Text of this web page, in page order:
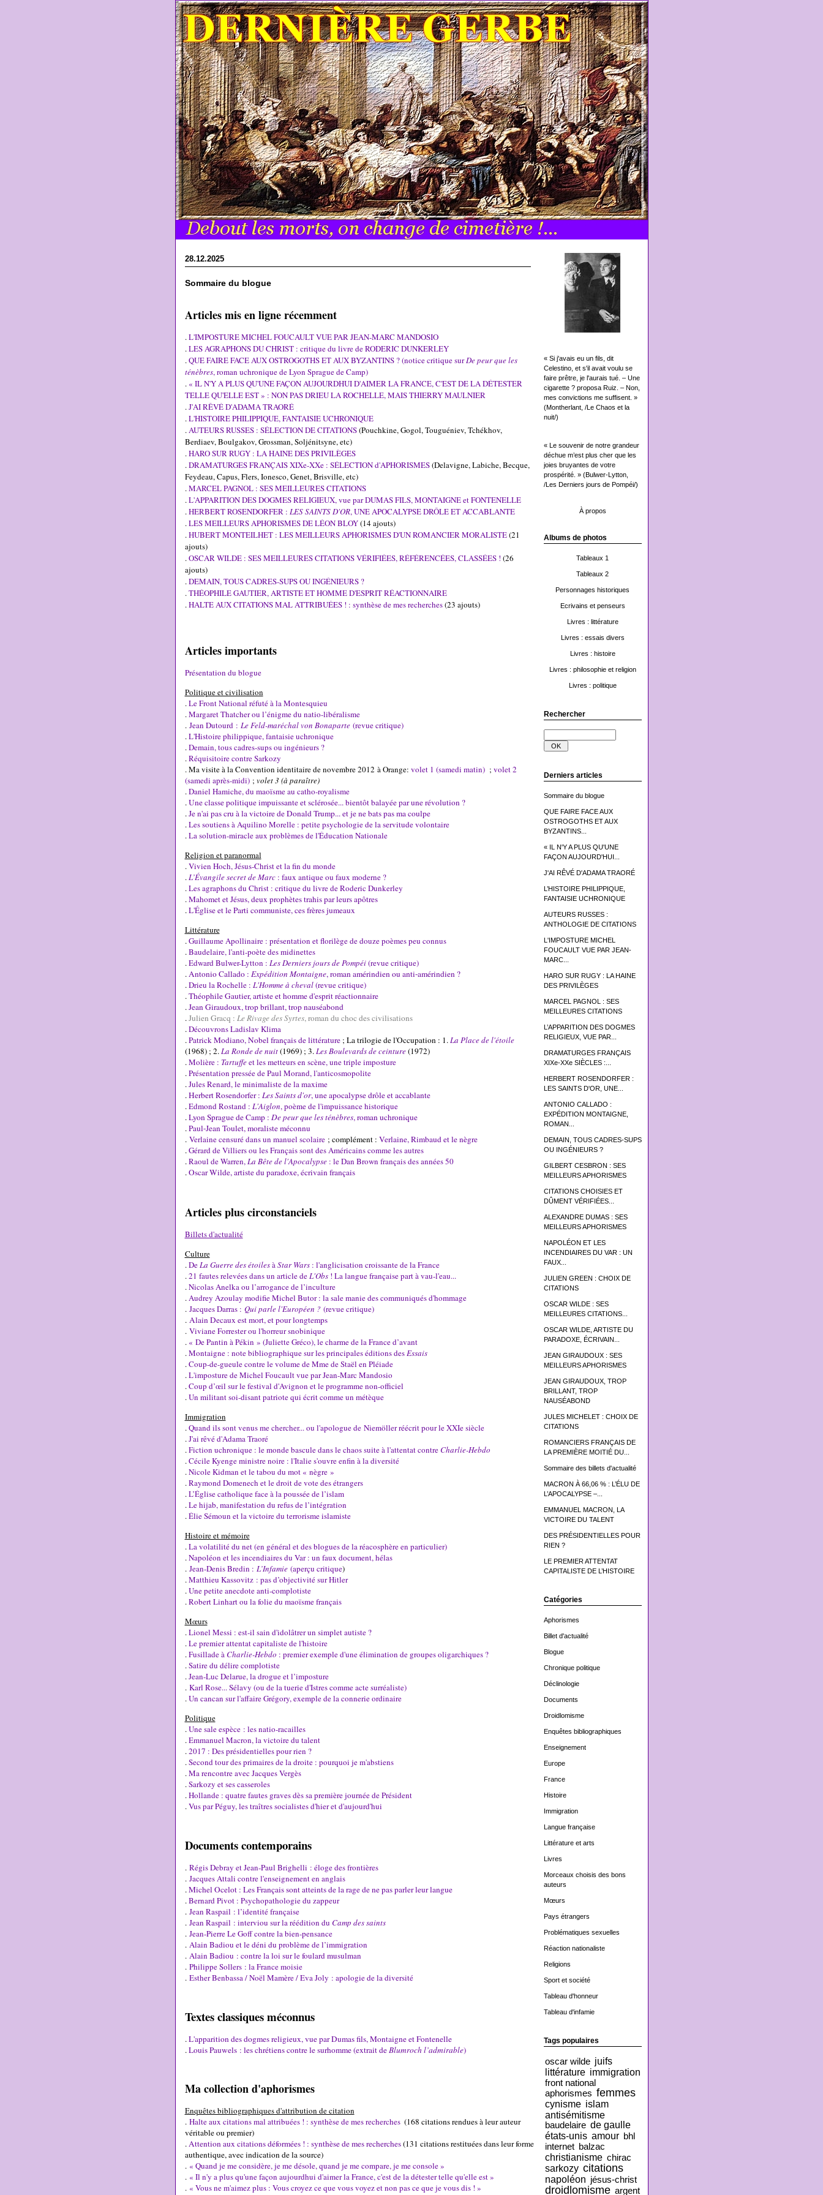
« Si j'avais eu un fils, dit
Celestino, et s'il avait voulu se
faire prêtre, je l'aurais tué. – Une
cigarette ? proposa Ruiz. – Non,
mes convictions me suffisent. »
(Montherlant, /Le Chaos et la
nuit/)
« Le souvenir de notre grandeur
déchue m’est plus cher que les
joies bruyantes de votre
prospérité. » (Bulwer-Lytton,
/Les Derniers jours de Pompéi/)
À propos
Albums de photos
Tableaux 1
Tableaux 2
Personnages historiques
Ecrivains et penseurs
Livres : littérature
Livres : essais divers
Livres : histoire
Livres : philosophie et religion
Livres : politique
Rechercher
Derniers articles
Sommaire du blogue
QUE FAIRE FACE AUX
OSTROGOTHS ET AUX
BYZANTINS...
« IL N'Y A PLUS QU'UNE
FAÇON AUJOURD'HUI...
J'AI RÊVÉ D'ADAMA TRAORÉ
L’HISTOIRE PHILIPPIQUE,
FANTAISIE UCHRONIQUE
AUTEURS RUSSES :
ANTHOLOGIE DE CITATIONS
L'IMPOSTURE MICHEL
FOUCAULT VUE PAR JEAN-
MARC...
HARO SUR RUGY : LA HAINE
DES PRIVILÈGES
MARCEL PAGNOL : SES
MEILLEURES CITATIONS
L’APPARITION DES DOGMES
RELIGIEUX, VUE PAR...
DRAMATURGES FRANÇAIS
XIXe-XXe SIÈCLES :...
HERBERT ROSENDORFER :
LES SAINTS D'OR, UNE...
ANTONIO CALLADO :
EXPÉDITION MONTAIGNE,
ROMAN...
DEMAIN, TOUS CADRES-SUPS
OU INGÉNIEURS ?
GILBERT CESBRON : SES
MEILLEURS APHORISMES
CITATIONS CHOISIES ET
DÛMENT VÉRIFIÉES...
ALEXANDRE DUMAS : SES
MEILLEURS APHORISMES
NAPOLÉON ET LES
INCENDIAIRES DU VAR : UN
FAUX...
JULIEN GREEN : CHOIX DE
CITATIONS
OSCAR WILDE : SES
MEILLEURES CITATIONS...
OSCAR WILDE, ARTISTE DU
PARADOXE, ÉCRIVAIN...
JEAN GIRAUDOUX : SES
MEILLEURS APHORISMES
JEAN GIRAUDOUX, TROP
BRILLANT, TROP
NAUSÉABOND
JULES MICHELET : CHOIX DE
CITATIONS
ROMANCIERS FRANÇAIS DE
LA PREMIÈRE MOITIÉ DU...
Sommaire des billets d'actualité
MACRON À 66,06 % : L’ÉLU DE
L’APOCALYPSE –...
EMMANUEL MACRON, LA
VICTOIRE DU TALENT
DES PRÉSIDENTIELLES POUR
RIEN ?
LE PREMIER ATTENTAT
CAPITALISTE DE L’HISTOIRE
Catégories
Aphorismes
Billet d'actualité
Blogue
Chronique politique
Déclinologie
Documents
Droidlomisme
Enquêtes bibliographiques
Enseignement
Europe
France
Histoire
Immigration
Langue française
Littérature et arts
Livres
Morceaux choisis des bons
auteurs
Mœurs
Pays étrangers
Problématiques sexuelles
Réaction nationaliste
Religions
Sport et société
Tableau d'honneur
Tableau d'infamie
Tags populaires
oscar wilde juifs
littérature immigration
front national
aphorismes femmes
cynisme islam
antisémitisme
baudelaire de gaulle
états-unis amour bhl
internet balzac
christianisme chirac
sarkozy citations
napoléon jésus-christ
droidlomisme argent
28.12.2025
Sommaire du blogue
Articles mis en ligne récemment
.L'IMPOSTURE MICHEL FOUCAULT VUE PAR JEAN-MARC MANDOSIO
.LES AGRAPHONS DU CHRIST : critique du livre de RODERIC DUNKERLEY
.QUE FAIRE FACE AUX OSTROGOTHS ET AUX BYZANTINS ? (notice critique surDe peur que les
ténèbres, roman uchronique de Lyon Sprague de Camp)
. « IL N'Y A PLUS QU'UNE FAÇON AUJOURDHUI D'AIMER LA FRANCE, C'EST DE LA DÉTESTER
TELLE QU'ELLE EST » : NON PAS DRIEU LA ROCHELLE, MAIS THIERRY MAULNIER
.J'AI RÊVÉ D'ADAMA TRAORÉ
.L'HISTOIRE PHILIPPIQUE, FANTAISIE UCHRONIQUE
.AUTEURS RUSSES : SÉLECTION DE CITATIONS(Pouchkine, Gogol, Touguéniev, Tchékhov,
Berdiaev, Boulgakov, Grossman, Soljénitsyne, etc)
.HARO SUR RUGY : LA HAINE DES PRIVILÈGES
.DRAMATURGES FRANÇAIS XIXe-XXe : SÉLECTION d'APHORISMES(Delavigne, Labiche, Becque,
Feydeau, Capus, Flers, Ionesco, Genet, Brisville, etc)
.MARCEL PAGNOL : SES MEILLEURES CITATIONS
.L'APPARITION DES DOGMES RELIGIEUX, vue par DUMAS FILS, MONTAIGNE et FONTENELLE
.HERBERT ROSENDORFER : LES SAINTS D'OR, UNE APOCALYPSE DRÔLE ET ACCABLANTE
.LES MEILLEURS APHORISMES DE LÉON BLOY(14 ajouts)
.HUBERT MONTEILHET : LES MEILLEURS APHORISMES D'UN ROMANCIER MORALISTE(21
ajouts)
.OSCAR WILDE : SES MEILLEURES CITATIONS VÉRIFIÉES, RÉFÉRENCÉES, CLASSÉES ! (26
ajouts)
.DEMAIN, TOUS CADRES-SUPS OU INGÉNIEURS ?
.THÉOPHILE GAUTIER, ARTISTE ET HOMME D'ESPRIT RÉACTIONNAIRE
.HALTE AUX CITATIONS MAL ATTRIBUÉES ! : synthèse de mes recherches(23 ajouts)
Articles importants
Présentation du blogue
Politique et civilisation
.Le Front National réfuté à la Montesquieu
.Margaret Thatcher ou l’énigme du natio-libéralisme
. Jean Dutourd : Le Feld-maréchal von Bonaparte(revue critique)
.L'Histoire philippique, fantaisie uchronique
.Demain, tous cadres-sups ou ingénieurs ?
.Réquisitoire contre Sarkozy
. Ma visite à la Convention identitaire de novembre 2012 à Orange: volet 1 (samedi matin); volet 2
(samedi après-midi); volet 3 (à paraître)
.Daniel Hamiche, du maoïsme au catho-royalisme
.Une classe politique impuissante et sclérosée... bientôt balayée par une révolution ?
.Je n'ai pas cru à la victoire de Donald Trump... et je ne bats pas ma coulpe
.Les soutiens à Aquilino Morelle : petite psychologie de la servitude volontaire
.La solution-miracle aux problèmes de l'Éducation Nationale
Religion et paranormal
.Vivien Hoch, Jésus-Christ et la fin du monde
.L’Évangile secret de Marc: faux antique ou faux moderne ?
.Les agraphons du Christ : critique du livre de Roderic Dunkerley
.Mahomet et Jésus, deux prophètes trahis par leurs apôtres
.L'Église et le Parti communiste, ces frères jumeaux
Littérature
.Guillaume Apollinaire : présentation et florilège de douze poèmes peu connus
.Baudelaire, l'anti-poète des midinettes
.Edward Bulwer-Lytton : Les Derniers jours de Pompéi(revue critique)
.Antonio Callado : Expédition Montaigne, roman amérindien ou anti-amérindien ?
.Drieu la Rochelle : L'Homme à cheval(revue critique)
.Théophile Gautier, artiste et homme d'esprit réactionnaire
.Jean Giraudoux, trop brillant, trop nauséabond
.Julien Gracq : Le Rivage des Syrtes, roman du choc des civilisations
.Découvrons Ladislav Klima
.Patrick Modiano, Nobel français de littérature; La trilogie de l'Occupation : 1.La Place de l'étoile
(1968) ; 2.La Ronde de nuit(1969) ; 3.Les Boulevards de ceinture(1972)
.Molière : Tartuffeet les metteurs en scène, une triple imposture
.Présentation pressée de Paul Morand, l'anticosmopolite
.Jules Renard, le minimaliste de la maxime
.Herbert Rosendorfer : Les Saints d'or, une apocalypse drôle et accablante
.Edmond Rostand : L'Aiglon, poème de l'impuissance historique
.Lyon Sprague de Camp : De peur que les ténèbres, roman uchronique
.Paul-Jean Toulet, moraliste méconnu
. Verlaine censuré dans un manuel scolaire ; complément : Verlaine, Rimbaud et le nègre
.Gérard de Villiers ou les Français sont des Américains comme les autres
.Raoul de Warren,La Bête de l'Apocalypse: le Dan Brown français des années 50
.Oscar Wilde, artiste du paradoxe, écrivain français
Articles plus circonstanciels
Billets d'actualité
Culture
.DeLa Guerre des étoilesàStar Wars: l'anglicisation croissante de la France
.21 fautes relevées dans un article deL'Obs! La langue française part à vau-l'eau...
.Nicolas Anelka ou l’arrogance de l’inculture
.Audrey Azoulay modifie Michel Butor : la sale manie des communiqués d'hommage
. Jacques Darras : Qui parle l'Européen ? (revue critique)
. Alain Decaux est mort, et pour longtemps
. Viviane Forrester ou l'horreur snobinique
. « De Pantin à Pékin » (Juliette Gréco), le charme de la France d’avant
.Montaigne : note bibliographique sur les principales éditions desEssais
.Coup-de-gueule contre le volume de Mme de Staël en Pléiade
.L'imposture de Michel Foucault vue par Jean-Marc Mandosio
.Coup d’œil sur le festival d'Avignon et le programme non-officiel
.Un militant soi-disant patriote qui écrit comme un métèque
Immigration
.Quand ils sont venus me chercher... ou l'apologue de Niemöller réécrit pour le XXIe siècle
.J'ai rêvé d'Adama Traoré
.Fiction uchronique : le monde bascule dans le chaos suite à l'attentat contreCharlie-Hebdo
.Cécile Kyenge ministre noire : l'Italie s'ouvre enfin à la diversité
.Nicole Kidman et le tabou du mot « nègre »
.Raymond Domenech et le droit de vote des étrangers
.L’Église catholique face à la poussée de l’islam
.Le hijab, manifestation du refus de l’intégration
.Élie Sémoun et la victoire du terrorisme islamiste
Histoire et mémoire
.La volatilité du net (en général et des blogues de la réacosphère en particulier)
.Napoléon et les incendiaires du Var : un faux document, hélas
. Jean-Denis Bredin : L’Infamie(aperçu critique)
.Matthieu Kassovitz : pas d’objectivité sur Hitler
.Une petite anecdote anti-complotiste
.Robert Linhart ou la folie du maoïsme français
Mœurs
.Lionel Messi : est-il sain d'idolâtrer un simplet autiste ?
.Le premier attentat capitaliste de l'histoire
.Fusillade àCharlie-Hebdo : premier exemple d'une élimination de groupes oligarchiques ?
.Satire du délire complotiste
.Jean-Luc Delarue, la drogue et l’imposture
. Karl Rose... Sélavy (ou de la tuerie d'Istres comme acte surréaliste)
.Un cancan sur l'affaire Grégory, exemple de la connerie ordinaire
Politique
.Une sale espèce : les natio-racailles
.Emmanuel Macron, la victoire du talent
.2017 : Des présidentielles pour rien ?
.Second tour des primaires de la droite : pourquoi je m'abstiens
.Ma rencontre avec Jacques Vergès
.Sarkozy et ses casseroles
.Hollande : quatre fautes graves dès sa première journée de Président
.Vus par Péguy, les traîtres socialistes d'hier et d'aujourd'hui
Documents contemporains
. Régis Debray et Jean-Paul Brighelli : éloge des frontières
. Jacques Attali contre l'enseignement en anglais
.Michel Ocelot : Les Français sont atteints de la rage de ne pas parler leur langue
.Bernard Pivot : Psychopathologie du zappeur
. Jean Raspail : l’identité française
. Jean Raspail : interviou sur la réédition du Camp des saints
. Jean-Pierre Le Goff contre la bien-pensance
. Alain Badiou et le déni du problème de l’immigration
. Alain Badiou : contre la loi sur le foulard musulman
. Philippe Sollers : la France moisie
. Esther Benbassa / Noël Mamère / Eva Joly : apologie de la diversité
Textes classiques méconnus
.L'apparition des dogmes religieux, vue par Dumas fils, Montaigne et Fontenelle
.Louis Pauwels : les chrétiens contre le surhomme (extrait deBlumroch l’admirable)
Ma collection d'aphorismes
Enquêtes bibliographiques d'attribution de citation
. Halte aux citations mal attribuées ! : synthèse de mes recherches (168 citations rendues à leur auteur
véritable ou premier)
.Attention aux citations déformées ! : synthèse de mes recherches(131 citations restituées dans leur forme
authentique, avec indication de la source)
. « Quand je me considère, je me désole, quand je me compare, je me console »
. « Il n'y a plus qu'une façon aujourdhui d'aimer la France, c'est de la détester telle qu'elle est »
. « Vous ne m'aimez plus : Vous croyez ce que vous voyez et non pas ce que je vous dis ! »